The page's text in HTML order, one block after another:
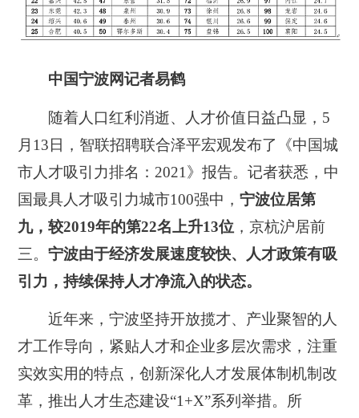
中国宁波网记者易鹤
随着人口红利消逝、人才价值日益凸显，5
月13日，智联招聘联合泽平宏观发布了《中国城
市人才吸引力排名：2021》报告。记者获悉，中
国最具人才吸引力城市100强中，宁波位居第
九，较2019年的第22名上升13位 ，京杭沪居前
三。宁波由于经济发展速度较快、人才政策有吸
引力，持续保持人才净流入的状态。
近年来，宁波坚持开放揽才、产业聚智的人
才工作导向，紧贴人才和企业多层次需求，注重
实效实用的特点，创新深化人才发展体制机制改
革，推出人才生态建设“1+X”系列举措。所